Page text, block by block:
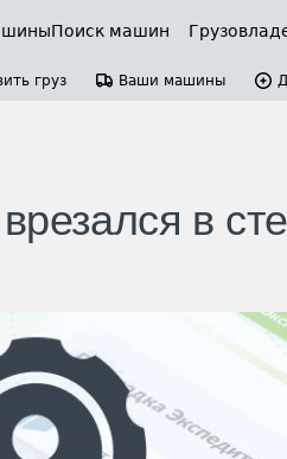
Поиск машин
груз Ваши машины
в